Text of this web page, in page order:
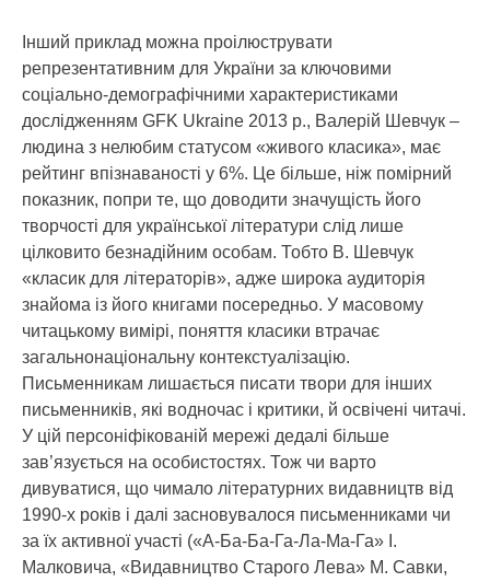
Інший приклад можна проілюструвати
репрезентативним для України за ключовими
соціально-демографічними характеристиками
дослідженням GFK Ukraine 2013 р., Валерій Шевчук –
людина з нелюбим статусом «живого класика», має
рейтинг впізнаваності у 6%. Це більше, ніж помірний
показник, попри те, що доводити значущість його
творчості для української літератури слід лише
цілковито безнадійним особам. Тобто В. Шевчук
«класик для літераторів», адже широка аудиторія
знайома із його книгами посередньо. У масовому
читацькому вимірі, поняття класики втрачає
загальнонаціональну контекстуалізацію.
Письменникам лишається писати твори для інших
письменників, які водночас і критики, й освічені читачі.
У цій персоніфікованій мережі дедалі більше
зав’язується на особистостях. Тож чи варто
дивуватися, що чимало літературних видавництв від
1990-х років і далі засновувалося письменниками чи
за їх активної участі («А-Ба-Ба-Га-Ла-Ма-Га» І.
Малковича, «Видавництво Старого Лева» М. Савки,